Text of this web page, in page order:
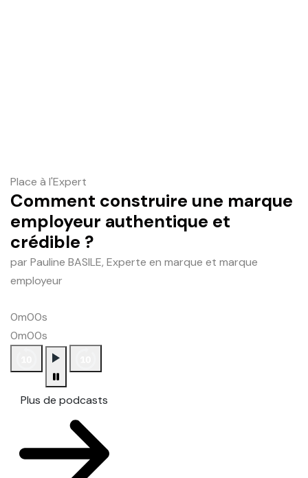
Place à l'Expert
Comment construire une marque
employeur authentique et
crédible ?
par Pauline BASILE, Experte en marque et marque
employeur
0m00s
0m00s
Plus de podcasts